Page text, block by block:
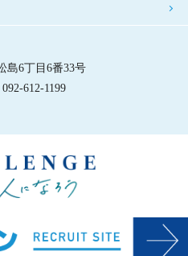
島6丁目6番33号
612-1199